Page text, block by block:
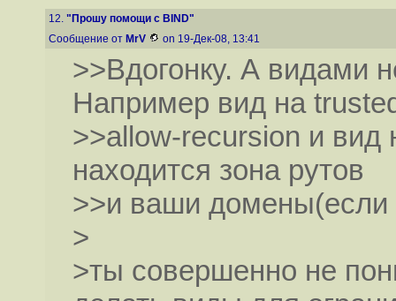
12. "Прошу помощи с BIND"
Сообщение от MrV on 19-Дек-08, 13:41
>>Вдогонку. А видами
Например вид на
>>allow-recursion и вид
находится зона рутов
>>и ваши домены(если
>
>ты совершенно не